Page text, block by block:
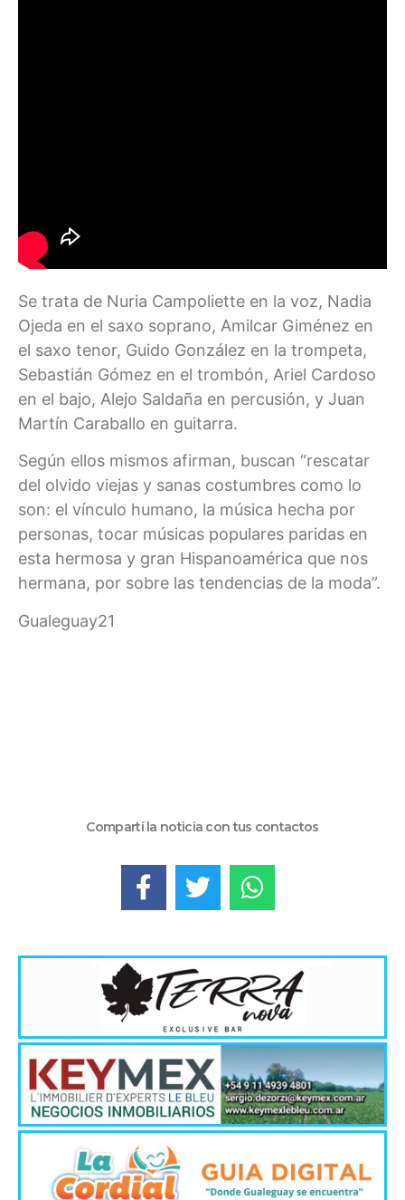
Se trata de Nuria Campoliette en la voz, Nadia
Ojeda en el saxo soprano, Amilcar Giménez en
el saxo tenor, Guido González en la trompeta,
Sebastián Gómez en el trombón, Ariel Cardoso
en el bajo, Alejo Saldaña en percusión, y Juan
Martín Caraballo en guitarra.
Según ellos mismos afirman, buscan “rescatar
del olvido viejas y sanas costumbres como lo
son: el vínculo humano, la música hecha por
personas, tocar músicas populares paridas en
esta hermosa y gran Hispanoamérica que nos
hermana, por sobre las tendencias de la moda”.
Gualeguay21
Compartí la noticia con tus contactos